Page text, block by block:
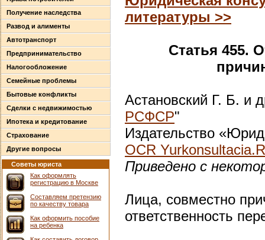
Получение наследства
Развод и алименты
Автотранспорт
Предпринимательство
Налогообложение
Семейные проблемы
Бытовые конфликты
Сделки с недвижимостью
Ипотека и кредитование
Страхование
Другие вопросы
Советы юриста
Как оформлять
регистрацию в Москве
Составляем претензию
по качеству товара
Как оформить пособие
на ребенка
литературы >>
Статья 455.
Астановский Г. Б. и
РСФСР"
Издательство
OCR
Приведено с
Лица, совместно
ответственность